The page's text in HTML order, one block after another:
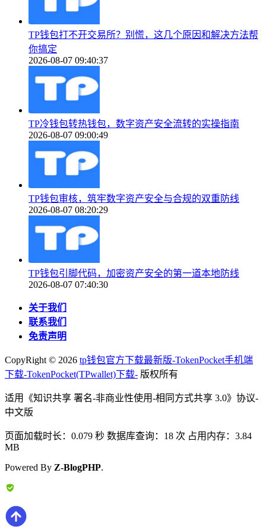
TP钱包打不开交易所？别慌，这几个原因和解决方法帮
你搞定
2026-08-07 09:40:37
TP冷钱包转热钱包，数字资产安全流转的实操指南
2026-08-07 09:00:49
TP钱包审核，筑牢数字资产安全与合规的双重防线
2026-08-07 08:20:29
TP钱包引脚代码，加密资产安全的第一道本地防线
2026-08-07 07:40:30
关于我们
联系我们
免责声明
CopyRight © 2026 tp钱包官方下载最新版-TokenPocket手机端
下载-TokenPocket(TPwallet)下载- 版权所有
适用《知识共享 署名-非商业性使用-相同方式共享 3.0》协议-
中文版
页面加载时长：0.079 秒 数据库查询：18 次 占用内存：3.84
MB
Powered By Z-BlogPHP.